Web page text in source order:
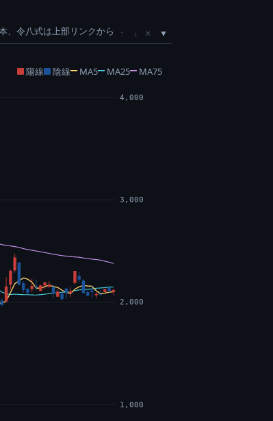
、令八式は上部リンクから ↑ ↓ ×
陽線 陰線 MA5 MA25 MA75
1,000
2,000
3,000
4,000